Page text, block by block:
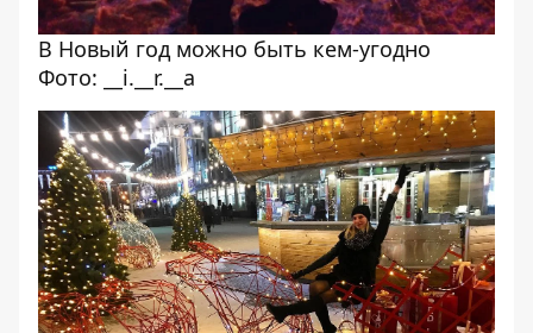
В Новый год можно быть кем-угодно
Фото: __i.__r.__a